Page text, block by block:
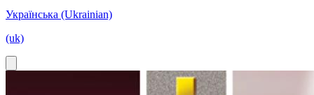
Українська (Ukrainian)
(uk)